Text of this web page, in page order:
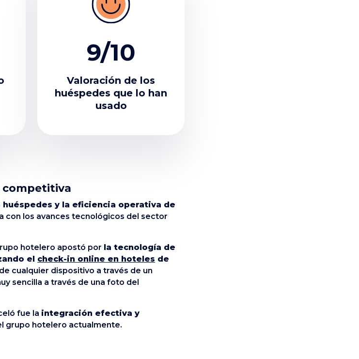
9/10
Valoración de los
huéspedes que lo han
usado
competitiva
y la eficiencia operativa de
con los avances tecnológicos del sector
hotelero apostó por la tecnología de
el check-in online en hoteles de
cualquier dispositivo a través de un
sencilla a través de una foto del
fue la integración efectiva y
grupo hotelero actualmente.